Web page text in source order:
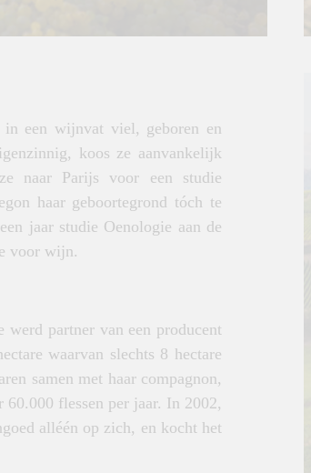
een wijnvat viel, geboren en
koos ze aanvankelijk
naar Parijs voor een studie
haar geboortegrond tóch te
jaar studie Oenologie aan de
voor wijn.
werd partner van een producent
waarvan slechts 8 hectare
samen met haar compagnon,
flessen per jaar. In 2002,
alléén op zich, en kocht het